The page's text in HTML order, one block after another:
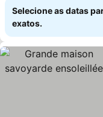
Selecione as datas
exatos.